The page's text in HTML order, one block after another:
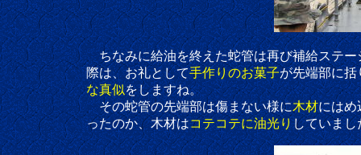
ちなみに給油を終えた蛇管は再び補給ステーショ
際は、お礼として手作りのお菓子が先端部に括
な真似をしますね。
その蛇管の先端部は傷まない様に木材にはめ
ったのか、木材はコテコテに油光りしていまし